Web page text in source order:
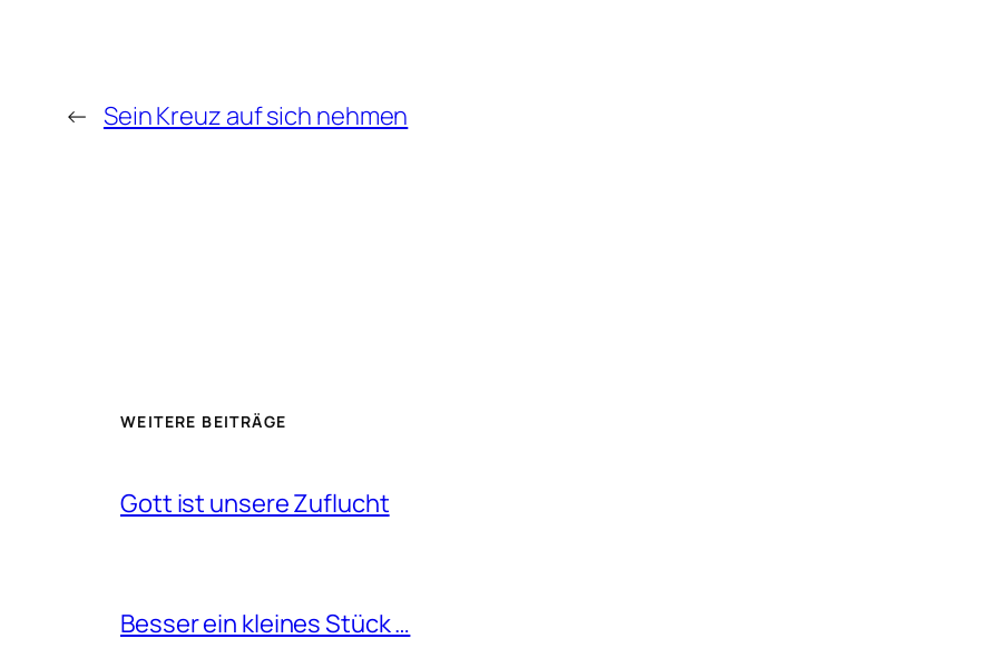
← Sein Kreuz auf sich nehmen
WEITERE BEITRÄGE
Gott ist unsere Zuflucht
Besser ein kleines Stück …